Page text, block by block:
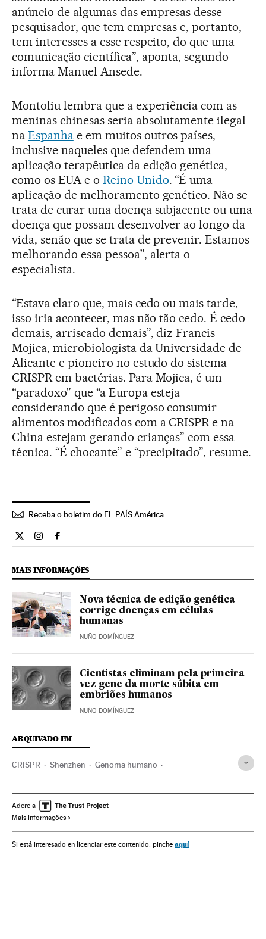
anúncio de algumas das empresas desse
pesquisador, que tem empresas e, portanto,
tem interesses a esse respeito, do que uma
comunicação científica”, aponta, segundo
informa Manuel Ansede.
Montoliu lembra que a experiência com as
meninas chinesas seria absolutamente ilegal
na Espanhae em muitos outros países,
inclusive naqueles que defendem uma
aplicação terapêutica da edição genética,
como os EUA e o Reino Unido. “É uma
aplicação de melhoramento genético. Não se
trata de curar uma doença subjacente ou uma
doença que possam desenvolver ao longo da
vida, senão que se trata de prevenir. Estamos
melhorando essa pessoa”, alerta o
especialista.
“Estava claro que, mais cedo ou mais tarde,
isso iria acontecer, mas não tão cedo. É cedo
demais, arriscado demais”, diz Francis
Mojica, microbiologista da Universidade de
Alicante e pioneiro no estudo do sistema
CRISPR em bactérias. Para Mojica, é um
“paradoxo” que “a Europa esteja
considerando que é perigoso consumir
alimentos modificados com a CRISPR e na
China estejam gerando crianças” com essa
técnica. “É chocante” e “precipitado”, resume.
Receba o boletim do EL PAÍS América
Ciencia El País Brasil en Twitter
Ciencia El País Brasil en Instagram
Ciencia El País Brasil en Facebook
MAIS INFORMAÇÕES
Nova técnica de edição genética
corrige doenças em células
humanas
NUÑO DOMÍNGUEZ
Cientistas eliminam pela primeira
vez gene da morte súbita em
embriões humanos
NUÑO DOMÍNGUEZ
ARQUIVADO EM
CRISPR Shenzhen Genoma humano
Engenharia HIV AIDS Genes
Doenças infecciosas
Cromossomas Doenças Medicina Células
Adere a
Mais informações
Si está interesado en licenciar este contenido, pinche aquí